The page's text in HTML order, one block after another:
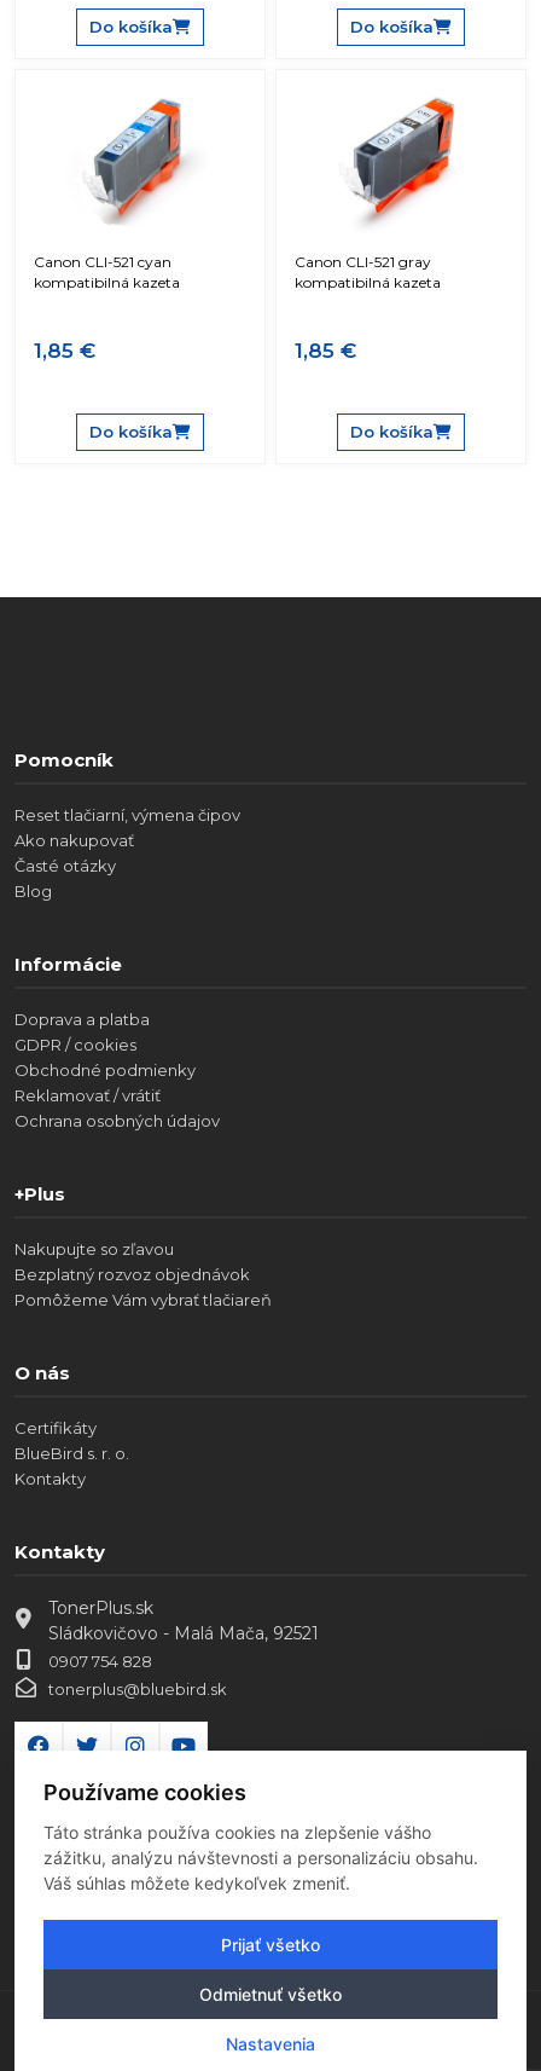
Do košíka Do košíka
Canon CLI-521 cyan
kompatibilná kazeta
1,85 €
Do košíka
Canon CLI-521 gray
kompatibilná kazeta
1,85 €
Do košíka
Pomocník
Reset tlačiarní, výmena čipov
Ako nakupovať
Časté otázky
Blog
Informácie
Doprava a platba
GDPR / cookies
Obchodné podmienky
Reklamovať / vrátiť
Ochrana osobných údajov
+Plus
Nakupujte so zľavou
Bezplatný rozvoz objednávok
Pomôžeme Vám vybrať tlačiareň
O nás
Certifikáty
BlueBird s. r. o.
Kontakty
Kontakty
TonerPlus.sk
Sládkovičovo - Malá Mača, 92521
0907 754 828
tonerplus@bluebird.sk
Copyright 2026 Všetky práva vyhradené
Používame cookies
Táto stránka používa cookies na zlepšenie vášho
zážitku, analýzu návštevnosti a personalizáciu obsahu.
Váš súhlas môžete kedykoľvek zmeniť.
Prijať všetko
Odmietnuť všetko
Nastavenia